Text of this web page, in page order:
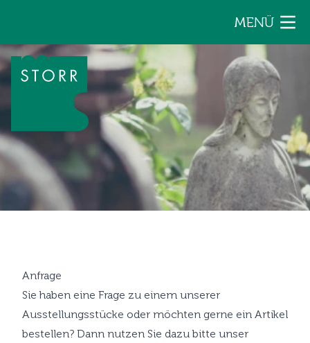
MENÜ
Anfrage
Sie haben eine Frage zu einem unserer
Ausstellungsstücke oder möchten gerne ein Artikel
bestellen? Dann nutzen Sie dazu bitte unser